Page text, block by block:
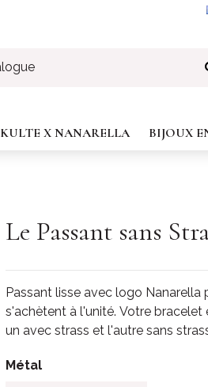
KULTE X NANARELLA BIJOUX
Le Passant sans
Passant lisse avec logo Nanarella
s'achètent à l'unité. Votre
un avec strass et l'autre sans
Métal